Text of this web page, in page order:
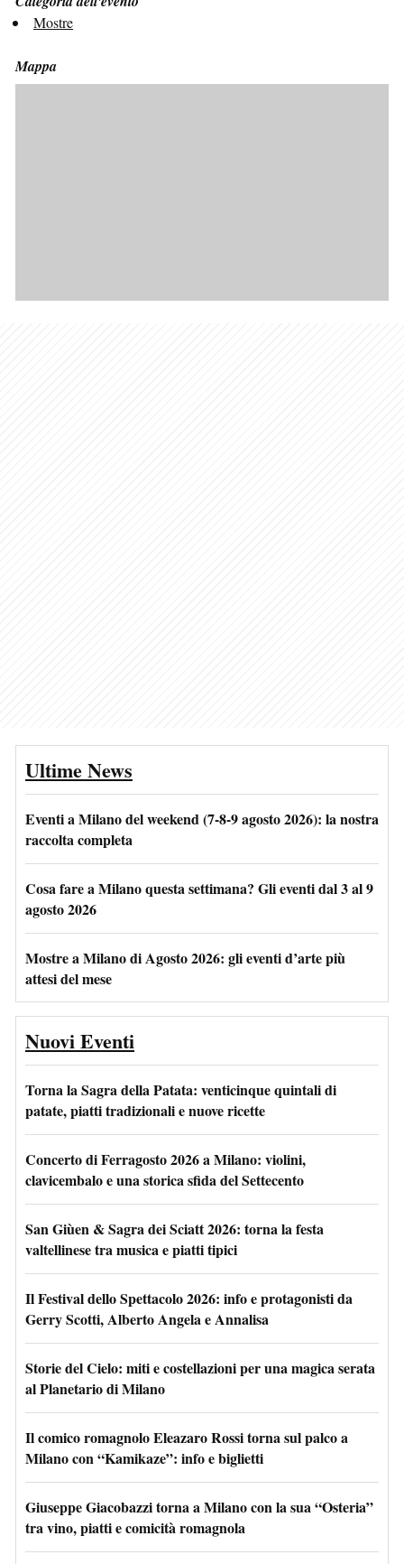
Mostre
Mappa
Ultime News
Eventi a Milano del weekend (7-8-9 agosto 2026): la nostra
raccolta completa
Cosa fare a Milano questa settimana? Gli eventi dal 3 al 9
agosto 2026
Mostre a Milano di Agosto 2026: gli eventi d’arte più
attesi del mese
Nuovi Eventi
Torna la Sagra della Patata: venticinque quintali di
patate, piatti tradizionali e nuove ricette
Concerto di Ferragosto 2026 a Milano: violini,
clavicembalo e una storica sfida del Settecento
San Giùen & Sagra dei Sciatt 2026: torna la festa
valtellinese tra musica e piatti tipici
Il Festival dello Spettacolo 2026: info e protagonisti da
Gerry Scotti, Alberto Angela e Annalisa
Storie del Cielo: miti e costellazioni per una magica serata
al Planetario di Milano
Il comico romagnolo Eleazaro Rossi torna sul palco a
Milano con “Kamikaze”: info e biglietti
Giuseppe Giacobazzi torna a Milano con la sua “Osteria”
tra vino, piatti e comicità romagnola